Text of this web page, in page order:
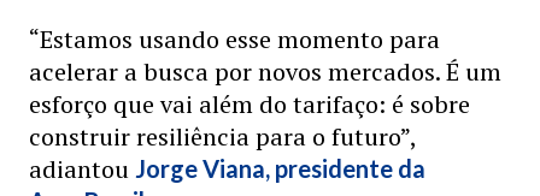
“Estamos usando esse momento para
acelerar a busca por novos mercados. É um
esforço que vai além do tarifaço: é sobre
construir resiliência para o futuro”,
adiantou Jorge Viana, presidente da